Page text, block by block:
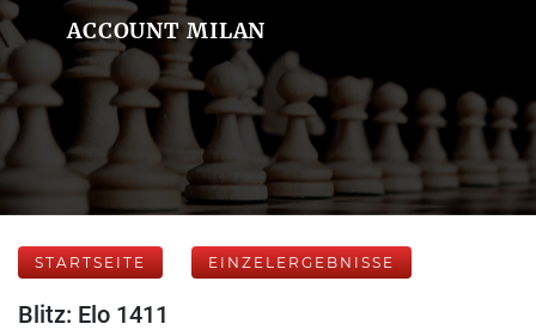
ACCOUNT MILAN
STARTSEITE EINZELERGEBNISSE
Blitz: Elo 1411